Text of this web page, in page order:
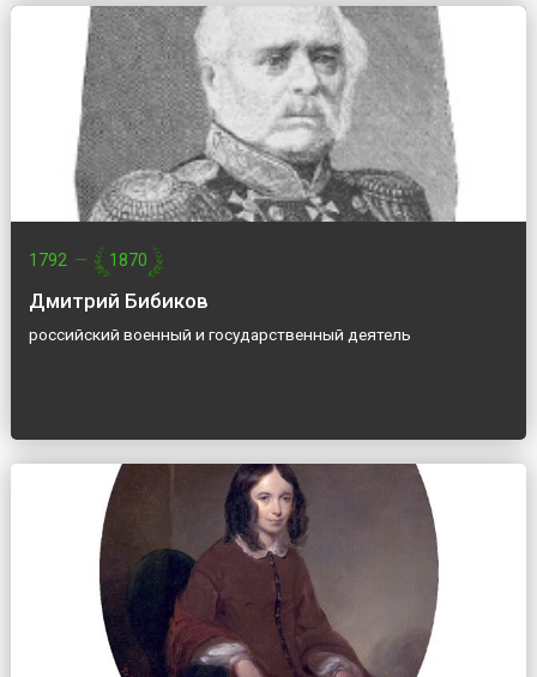
1792 — 1870
Дмитрий Бибиков
российский военный и государственный деятель